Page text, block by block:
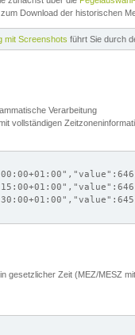
Download der historischen
mit Screenshots führt Sie durch
Verarbeitung
vollständigen
gesetzlicher Zeit (MEZ/MESZ